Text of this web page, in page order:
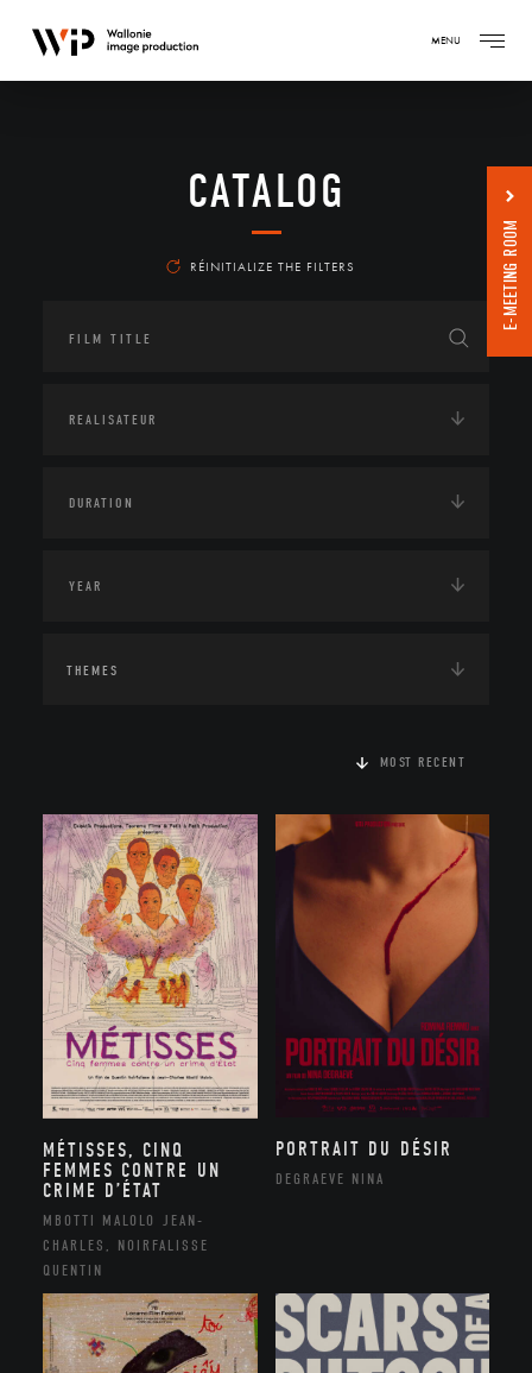
MENU
CATALOG
RÉINITIALIZE THE FILTERS
THEMES
MOST RECENT
MÉTISSES, CINQ
FEMMES CONTRE UN
CRIME D’ÉTAT
MBOTTI MALOLO JEAN-
CHARLES, NOIRFALISSE
QUENTIN
PORTRAIT DU DÉSIR
DEGRAEVE NINA
E-MEETING ROOM